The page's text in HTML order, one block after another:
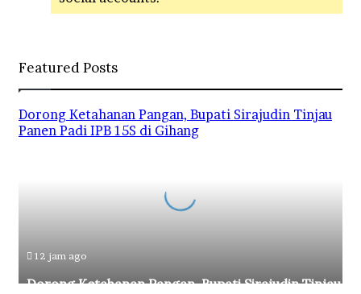
Featured Posts
Dorong Ketahanan Pangan, Bupati Sirajudin Tinjau
Panen Padi IPB 15S di Gihang
12 jam ago
Dorong Ketahanan Pangan, Bupati Sirajudin Tinjau